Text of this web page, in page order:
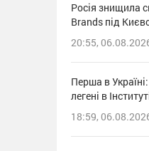
Росія знищила
Brands під
20:55,
Перша в
легені в
18:59,